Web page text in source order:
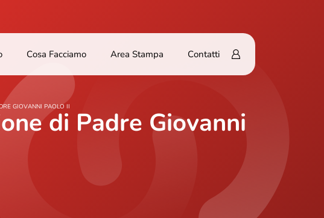
Cosa Facciamo Area Stampa Contatti
GIOVANNI PAOLO IIdi Padre Giovanni